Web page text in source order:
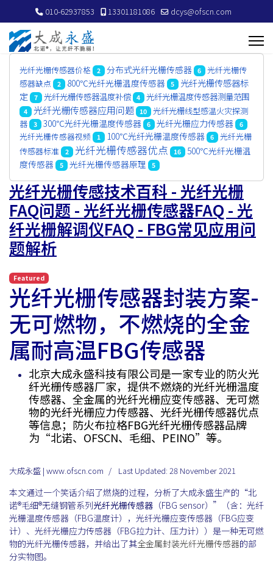
010-62937853 13301181086 dcys@ofscn.com
光纤光栅传感器价格 2 分布式光纤光栅传感器 6
光纤光栅传
感器缺点
2 800℃光纤光栅温度传感器 5
光纤光栅传感器标
定
7 光纤光栅传感器温度补偿 4 光纤光栅温度传感器测量范围
4 光纤光栅传感器应用问题 10
光纤光栅线型感温火灾探测
器
3 300℃光纤光栅温度传感器 6 光纤光栅应力传感器 6
光纤光栅传感器视频 1 100℃光纤光栅温度传感器 6
光纤光栅
传感器标准
2 光纤光栅传感器优点 16
500℃光纤光栅温
度传感器
5 光纤光栅传感器原理 5
光纤光栅传感技术百科 - 光纤光栅
FAQ问题 - 光纤光栅传感器FAQ - 光
纤光栅解调仪FAQ - FBG常见应用问
题解析
Featured
光纤光栅传感器封装方案-
无可燃物，不燃烧的全金
属耐高温FBG传感器
北京大成永盛科技有限公司是一家专业的防火光
纤光栅传感器厂家，提供不燃烧的光纤光栅温度
传感器、全金属的光纤光栅应变传感器、无可燃
物的光纤光栅应力传感器、光纤光栅传感器优点
等信息；防火布拉格FBG光纤光栅传感器品牌
为“北诺、OFSCN、毛细、PEINO”等。
大成永盛 | www.ofscn.com Last Updated: 28 November 2021
本文通过一个笑话介绍了燃烧的过程，分析了大成永盛生产的“北
诺®毛细®无缝钢管系列光纤光栅传感器 （FBG sensor）”（含：光纤
光栅温度传感器（FBG温度计），光纤光栅应变传感器（FBG应变
计）、光纤光栅应力传感器（FBG拉力计、压力计））是一种无可燃
物的光纤光栅传感器，并给出了其全金属封装光纤光栅传感器的部
分实物图。